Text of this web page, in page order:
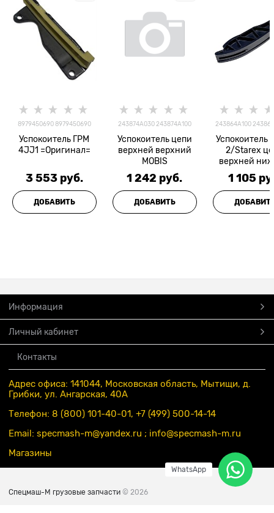
8979450690 8979450690
Успокоитель ГРМ
4JJ1 =Оригинал=
3 553 руб.
ДОБАВИТЬ
243874A030 243874A100
Успокоитель цепи
верхней верхний
MOBIS
1 242 руб.
ДОБАВИТЬ
243864A100
Успокоитель
2/Starex
верхней
MOBIS
1 105
Информация
Личный кабинет
Контакты
Адрес офиса: 141044, Московская область, Мытищи, д.
Грибки, ул. Ангарская, 40А
Телефон: 8 (800) 101-40-01, +7 (499) 500-14-14
Email: specmash-m@yandex.ru ; info@specmash-m.ru
Магазины
Спецмаш-М грузовые запчасти © 2026
WhatsApp